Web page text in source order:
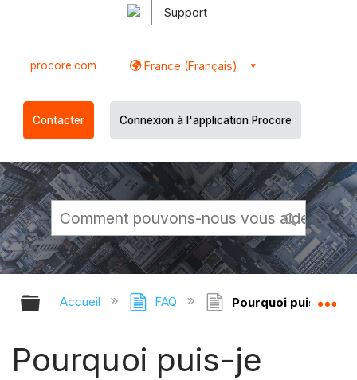
Support
procore.com France (Français)
Contacter Connexion à l'application Procore
Développer/réduire la hiérarchie
Accueil FAQ Pourquoi puis-je
Pourquoi puis-je